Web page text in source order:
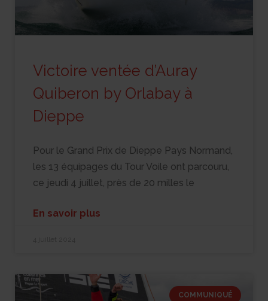
Victoire ventée d’Auray
Quiberon by Orlabay à
Dieppe
Pour le Grand Prix de Dieppe Pays Normand,
les 13 équipages du Tour Voile ont parcouru,
ce jeudi 4 juillet, près de 20 milles le
En savoir plus
COMMUNIQUÉ